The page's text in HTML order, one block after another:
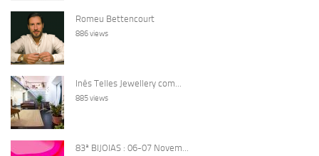
Romeu Bettencourt
886 views
Inês Telles Jewellery com...
885 views
83ª BIJOIAS : 06-07 Novem...